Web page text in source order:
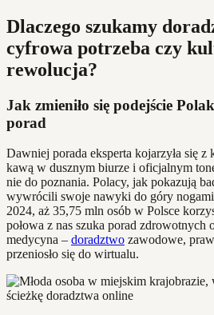
Dlaczego szukamy
cyfrowa potrzeba czy
rewolucja?
Jak zmieniło się podejście
porad
Dawniej porada eksperta kojarzyła się z
kawą w dusznym biurze i oficjalnym
nie do poznania. Polacy, jak pokazują
wywrócili swoje nawyki do góry
2024, aż 35,75 mln osób w Polsce
połowa z nas szuka porad zdrowotnych
medycyna – doradztwo zawodowe,
przeniosło się do wirtualu.